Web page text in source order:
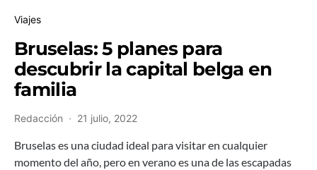
Viajes
Bruselas: 5 planes para
descubrir la capital belga en
familia
Redacción 21 julio, 2022
Bruselas es una ciudad ideal para visitar en cualquier
momento del año, pero en verano es una de las escapadas